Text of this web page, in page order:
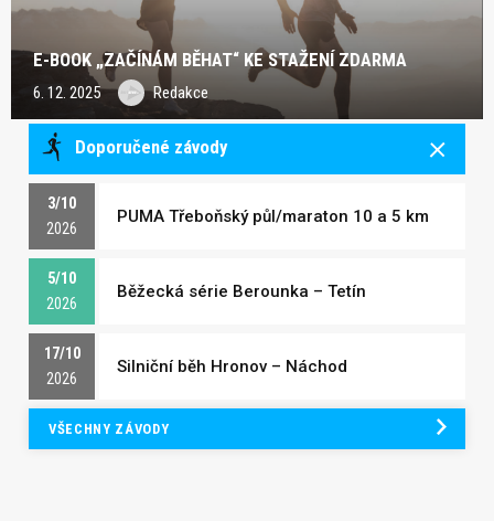
E-BOOK „ZAČÍNÁM BĚHAT“ KE STAŽENÍ ZDARMA
6. 12. 2025 Redakce
Doporučené závody
3/10
2026
PUMA Třeboňský půl/maraton 10 a 5 km
5/10
2026
Běžecká série Berounka – Tetín
17/10
2026
Silniční běh Hronov – Náchod
VŠECHNY ZÁVODY